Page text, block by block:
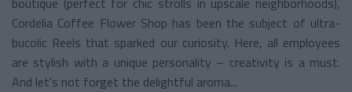
Cordelia Coffee Flower Shop has been the subject of ultra-
bucolic Reels that sparked our curiosity. Here, all employees
are stylish with a unique personality – creativity is a must.
And let's not forget the delightful aroma...